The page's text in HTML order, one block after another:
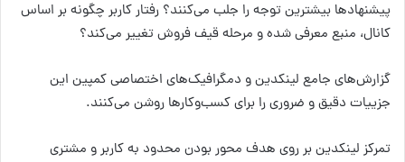
پیشنهادها بیشترین توجه را جلب می‌کنند؟ رفتار کاربر چگونه بر اساس
کانال، منبع معرفی شده و مرحله قیف فروش تغییر می‌کند؟
گزارش‌های جامع لینکدین و دمگرافیک‌های اختصاصی کمپین این
جزییات دقیق و ضروری را برای کسب‌وکارها روشن می‌کنند.
تمرکز لینکدین بر روی هدف محور بودن محدود به کاربر و مشتری